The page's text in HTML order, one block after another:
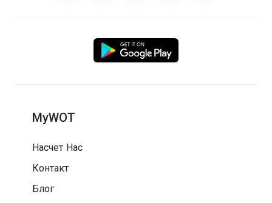
MyWOT
Насчет Нас
Контакт
Блог